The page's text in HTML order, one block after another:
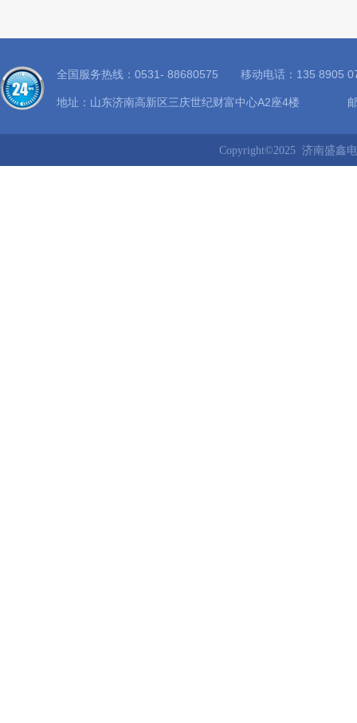
全国服务热线：0531- 88680575 移动电话：135
地址：山东济南高新区三庆世纪财富中心A2座4楼
Copyright©2025 济南盛鑫